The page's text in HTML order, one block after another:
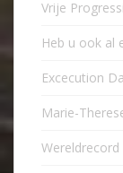
Vrije
Heb u ook al
Excecution
Marie-